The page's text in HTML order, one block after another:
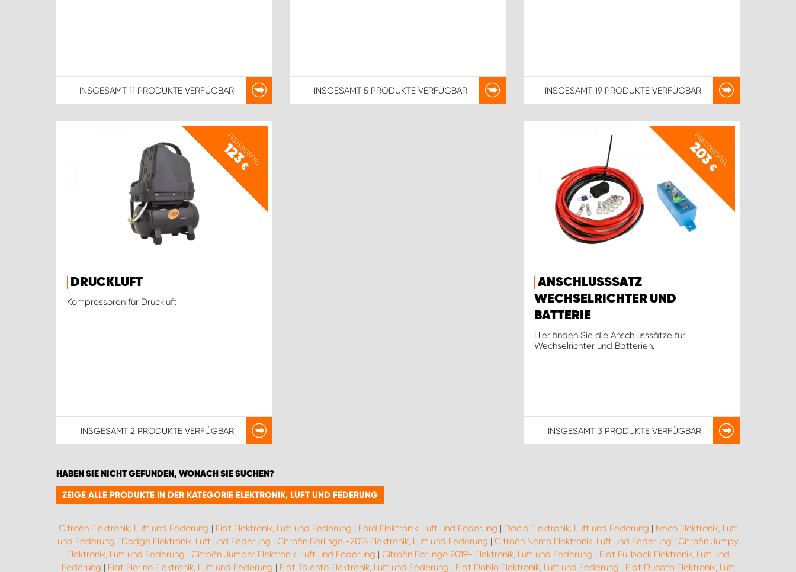
INSGESAMT 11 PRODUKTEVERFÜGBAR INSGESAMT5 PRODUKTE VERFÜGBAR INSGESAMT 19 PRODUKTEVERFÜGBAR
PREISBEISPIEL
123
€
DRUCKLUFT
Kompressoren für Druckluft
INSGESAMT 2 PRODUKTEVERFÜGBAR
PREISBEISPIEL
203
€
ANSCHLUSSSATZ
WECHSELRICHTER UND
BATTERIE
Hier finden Sie die Anschlusssätze für
Wechselrichter und Batterien.
INSGESAMT 3 PRODUKTE VERFÜGBAR
HABEN SIE NICHT GEFUNDEN, WONACH SIE SUCHEN?
ZEIGE ALLE PRODUKTE IN DER KATEGORIE ELEKTRONIK, LUFT UND FEDERUNG
Citroën Elektronik, Luft und Federung | Fiat Elektronik, Luft und Federung | Ford Elektronik, Luft und Federung | Dacia Elektronik, Luft und Federung | Iveco Elektronik, Luft
und Federung | Dodge Elektronik, Luft und Federung | Citroën Berlingo -2018 Elektronik, Luft und Federung | Citroën Nemo Elektronik, Luft und Federung | Citroën Jumpy
Elektronik, Luft und Federung | Citroën Jumper Elektronik, Luft und Federung | Citroën Berlingo 2019- Elektronik, Luft und Federung | Fiat Fullback Elektronik, Luft und
Federung | Fiat Fiorino Elektronik, Luft und Federung | Fiat Talento Elektronik, Luft und Federung | Fiat Doblo Elektronik, Luft und Federung | Fiat Ducato Elektronik, Luft